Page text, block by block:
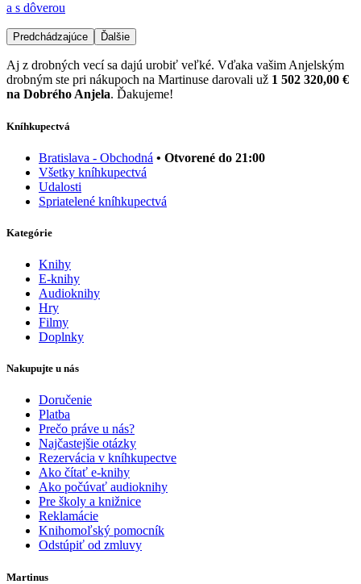
a s dôverou
Predchádzajúce Ďalšie
Aj z drobných vecí sa dajú urobiť veľké. Vďaka vašim Anjelským
drobným ste pri nákupoch na Martinuse darovali už 1 502 320,00 €
na Dobrého Anjela. Ďakujeme!
Kníhkupectvá
Bratislava - Obchodná • Otvorené do 21:00
Všetky kníhkupectvá
Udalosti
Spriatelené kníhkupectvá
Kategórie
Knihy
E-knihy
Audioknihy
Hry
Filmy
Doplnky
Nakupujte u nás
Doručenie
Platba
Prečo práve u nás?
Najčastejšie otázky
Rezervácia v kníhkupectve
Ako čítať e-knihy
Ako počúvať audioknihy
Pre školy a knižnice
Reklamácie
Knihomoľský pomocník
Odstúpiť od zmluvy
Martinus